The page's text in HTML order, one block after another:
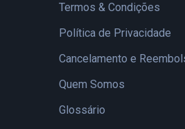
Termos & Condições
Política de Privacidade
Cancelamento e
Quem Somos
Glossário